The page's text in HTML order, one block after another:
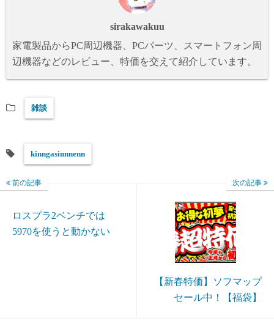
sirakawakuu
家電製品からPC周辺機器、PCパーツ、スマートフォン周
辺機器などのレビュー、特価を交えて紹介しています。
雑談
kinngasinnnenn
前の記事
ロスプラ2ベンチでは
5970を使うと動かない
次の記事
【新春特価】ソフマップ
セール中！【福袋】